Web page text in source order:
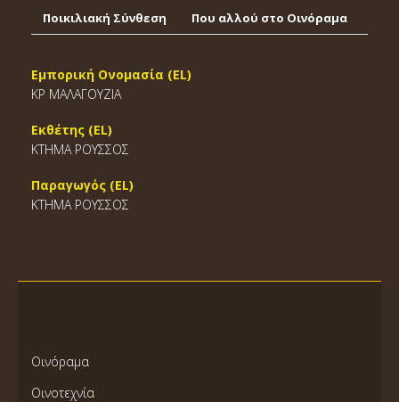
Ποικιλιακή Σύνθεση Που αλλού στο Οινόραμα
Εμπορική Ονομασία (EL)
ΚΡ ΜΑΛΑΓΟΥΖΙΑ
Εκθέτης (EL)
ΚΤΗΜΑ ΡΟΥΣΣΟΣ
Παραγωγός (EL)
ΚΤΗΜΑ ΡΟΥΣΣΟΣ
Οινόραμα
Οινοτεχνία